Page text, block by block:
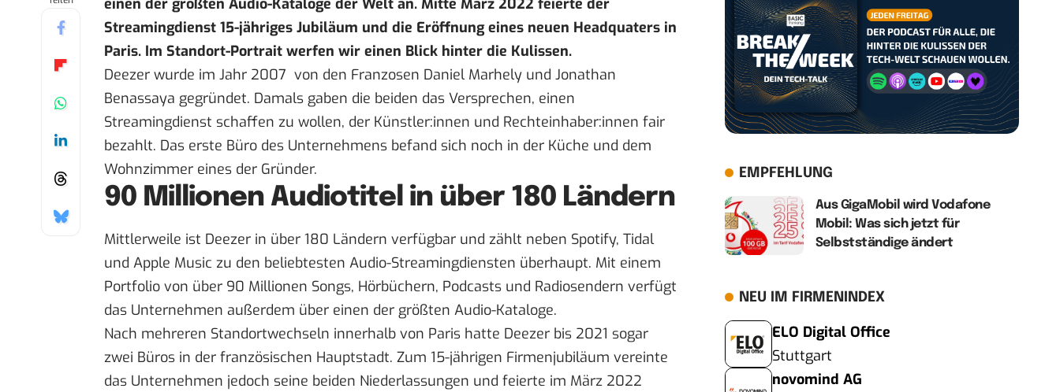
einen der größten Audio-Kataloge der Welt an. Mitte März 2022 feierte der
Streamingdienst 15-jähriges Jubiläum und die Eröffnung eines neuen Headquaters in
Paris. Im Standort-Portrait werfen wir einen Blick hinter die Kulissen.
Deezer wurde im Jahr 2007 von den Franzosen Daniel Marhely und Jonathan
Benassaya gegründet. Damals gaben die beiden das Versprechen, einen
Streamingdienst schaffen zu wollen, der Künstler:innen und Rechteinhaber:innen fair
bezahlt. Das erste Büro des Unternehmens befand sich noch in der Küche und dem
Wohnzimmer eines der Gründer.
90 Millionen Audiotitel in über 180 Ländern
Mittlerweile ist Deezer in über 180 Ländern verfügbar und zählt neben Spotify, Tidal
und Apple Music zu den beliebtesten Audio-Streamingdiensten überhaupt. Mit einem
Portfolio von über 90 Millionen Songs, Hörbüchern, Podcasts und Radiosendern verfügt
das Unternehmen außerdem über einen der größten Audio-Kataloge.
Nach mehreren Standortwechseln innerhalb von Paris hatte Deezer bis 2021 sogar
zwei Büros in der französischen Hauptstadt. Zum 15-jährigen Firmenjubiläum vereinte
das Unternehmen jedoch seine beiden Niederlassungen und feierte im März 2022
EMPFEHLUNG
Aus GigaMobil wird Vodafone
Mobil: Was sich jetzt für
Selbstständige ändert
NEU IM FIRMENINDEX
ELO Digital Office
Stuttgart
novomind AG